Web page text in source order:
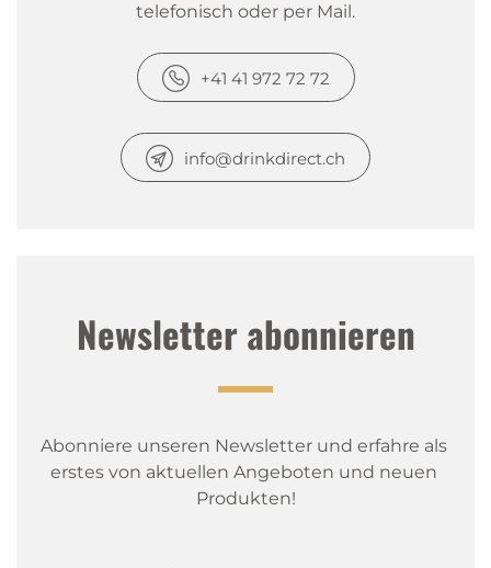
telefonisch oder per Mail.
+41 41 972 72 72
info@drinkdirect.ch
Newsletter abonnieren
Abonniere unseren Newsletter und erfahre als
erstes von aktuellen Angeboten und neuen
Produkten!